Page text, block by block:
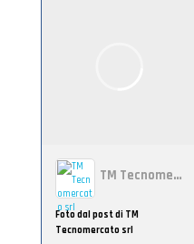
TM Tecnomercato srl
Foto dal post di TM
Tecnomercato srl